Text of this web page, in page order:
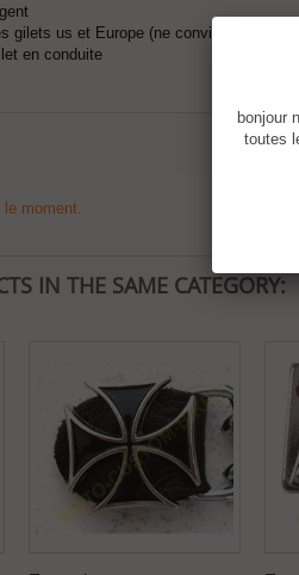
gilets us et Europe (ne convient pas
en conduite
le moment.
IN THE SAME CATEGORY:
bonjour
toutes